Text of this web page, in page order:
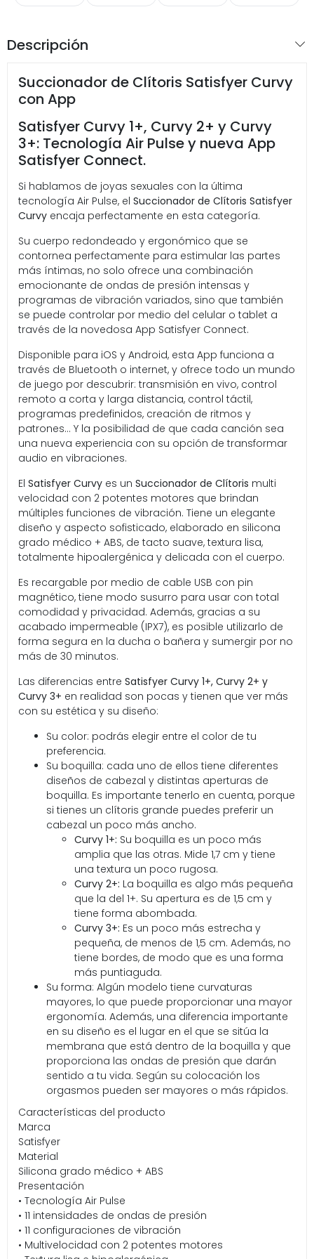
Descripción
Succionador de Clítoris Satisfyer Curvy
con App
Satisfyer Curvy 1+, Curvy 2+ y Curvy
3+: Tecnología Air Pulse y nueva App
Satisfyer Connect.
Si hablamos de joyas sexuales con la última
tecnología Air Pulse, el Succionador de Clítoris Satisfyer
Curvy encaja perfectamente en esta categoría.
Su cuerpo redondeado y ergonómico que se
contornea perfectamente para estimular las partes
más íntimas, no solo ofrece una combinación
emocionante de ondas de presión intensas y
programas de vibración variados, sino que también
se puede controlar por medio del celular o tablet a
través de la novedosa App Satisfyer Connect.
Disponible para iOS y Android, esta App funciona a
través de Bluetooth o internet, y ofrece todo un mundo
de juego por descubrir: transmisión en vivo, control
remoto a corta y larga distancia, control táctil,
programas predefinidos, creación de ritmos y
patrones… Y la posibilidad de que cada canción sea
una nueva experiencia con su opción de transformar
audio en vibraciones.
El Satisfyer Curvy es un Succionador de Clítoris multi
velocidad con 2 potentes motores que brindan
múltiples funciones de vibración. Tiene un elegante
diseño y aspecto sofisticado, elaborado en silicona
grado médico + ABS, de tacto suave, textura lisa,
totalmente hipoalergénica y delicada con el cuerpo.
Es recargable por medio de cable USB con pin
magnético, tiene modo susurro para usar con total
comodidad y privacidad. Además, gracias a su
acabado impermeable (IPX7), es posible utilizarlo de
forma segura en la ducha o bañera y sumergir por no
más de 30 minutos.
Las diferencias entre Satisfyer Curvy 1+, Curvy 2+ y
Curvy 3+ en realidad son pocas y tienen que ver más
con su estética y su diseño:
Su color: podrás elegir entre el color de tu
preferencia.
Su boquilla: cada uno de ellos tiene diferentes
diseños de cabezal y distintas aperturas de
boquilla. Es importante tenerlo en cuenta, porque
si tienes un clítoris grande puedes preferir un
cabezal un poco más ancho.
Curvy 1+: Su boquilla es un poco más
amplia que las otras. Mide 1,7 cm y tiene
una textura un poco rugosa.
Curvy 2+: La boquilla es algo más pequeña
que la del 1+. Su apertura es de 1,5 cm y
tiene forma abombada.
Curvy 3+: Es un poco más estrecha y
pequeña, de menos de 1,5 cm. Además, no
tiene bordes, de modo que es una forma
más puntiaguda.
Su forma: Algún modelo tiene curvaturas
mayores, lo que puede proporcionar una mayor
ergonomía. Además, una diferencia importante
en su diseño es el lugar en el que se sitúa la
membrana que está dentro de la boquilla y que
proporciona las ondas de presión que darán
sentido a tu vida. Según su colocación los
orgasmos pueden ser mayores o más rápidos.
Características del producto
Marca
Satisfyer
Material
Silicona grado médico + ABS
Presentación
• Tecnología Air Pulse
• 11 intensidades de ondas de presión
• 11 configuraciones de vibración
• Multivelocidad con 2 potentes motores